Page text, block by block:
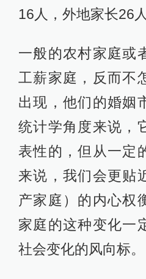
16人，外地家长26人
一般的农村家庭或
工薪家庭，反而不
出现，他们的婚姻
统计学角度来说，
表性的，但从一定
来说，我们会更贴
产家庭）的内心权
家庭的这种变化一
社会变化的风向标。